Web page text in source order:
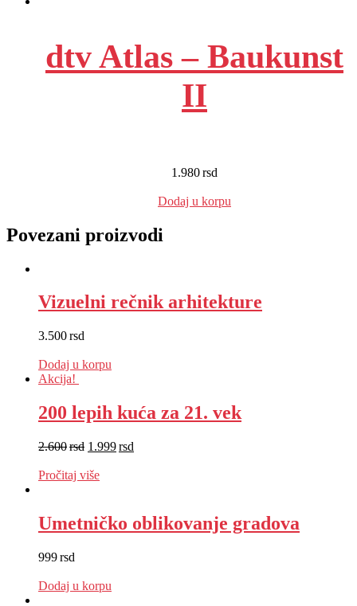
dtv Atlas – Baukunst
II
1.980rsd
Dodaj u korpu
Povezani proizvodi
Vizuelni rečnik arhitekture
3.500rsd
Dodaj u korpu
Akcija!
200 lepih kuća za 21. vek
2.600rsd 1.999rsd
Pročitaj više
Umetničko oblikovanje gradova
999rsd
Dodaj u korpu